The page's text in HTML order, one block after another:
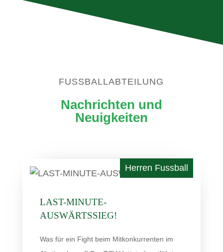
FUSSBALLABTEILUNG
Nachrichten und
Neuigkeiten
LAST-MINUTE-
AUSWÄRTSSIEG!
Was für ein Fight beim Mitkonkurrenten im